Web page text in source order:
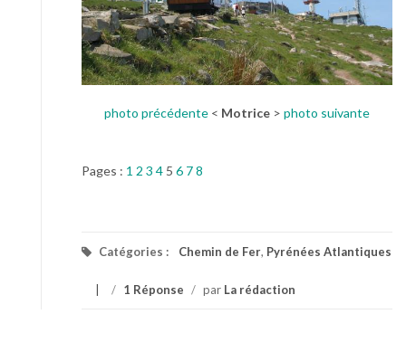
photo précédente < Motrice > photo suivante
Pages : 1 2 3 4 5 6 78
Catégories : Chemin de Fer, Pyrénées Atlantiques
/ 1 Réponse / par La rédaction